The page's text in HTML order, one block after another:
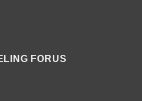
FORUS